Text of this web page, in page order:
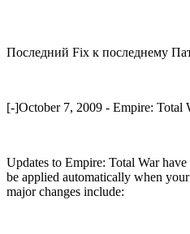
Последний Fix к последнему
[-]October 7, 2009 - Empire: Total
Updates to Empire: Total War
be applied automatically when
major changes include: